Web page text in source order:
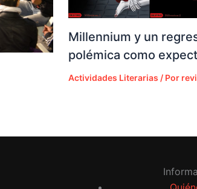
Millennium y un
polémica como
Actividades Literarias / Por